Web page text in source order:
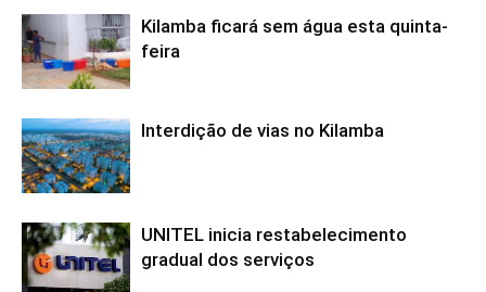
Kilamba ficará sem água esta quinta-
feira
Interdição de vias no Kilamba
UNITEL inicia restabelecimento
gradual dos serviços